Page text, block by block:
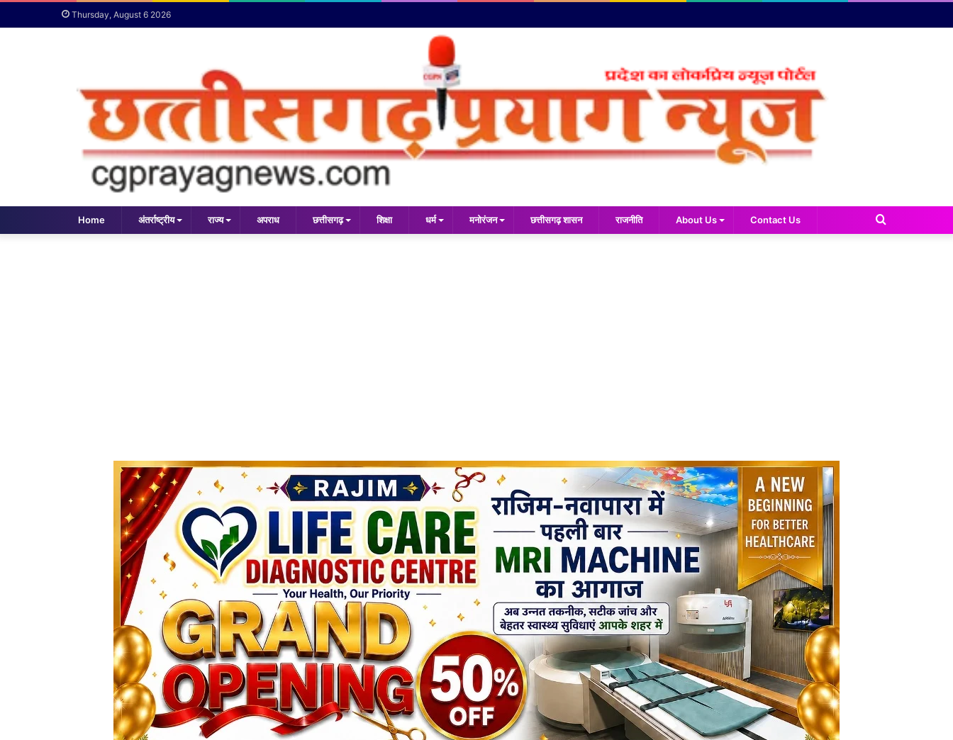
Thursday, August 6 2026
Home अंतर्राष्ट्रीय राज्य अपराध छत्तीसगढ़ शिक्षा धर्म मनोरंजन छत्तीसगढ़ शासन राजनीति About Us Contact Us
Search